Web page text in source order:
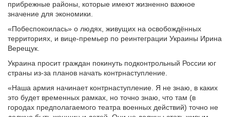
прибрежные районы, которые имеют жизненно важное
значение для экономики.
«Побеспокоилась» о людях, живущих на освобождённых
территориях, и вице-премьер по реинтеграции Украины Ирина
Верещук.
Украина просит граждан покинуть подконтрольный России юг
страны из-за планов начать контрнаступление.
«Наша армия начинает контрнаступление. Я не знаю, в каких
это будет временных рамках, но точно знаю, что там (в
городах предполагаемого театра военных действий) точно не